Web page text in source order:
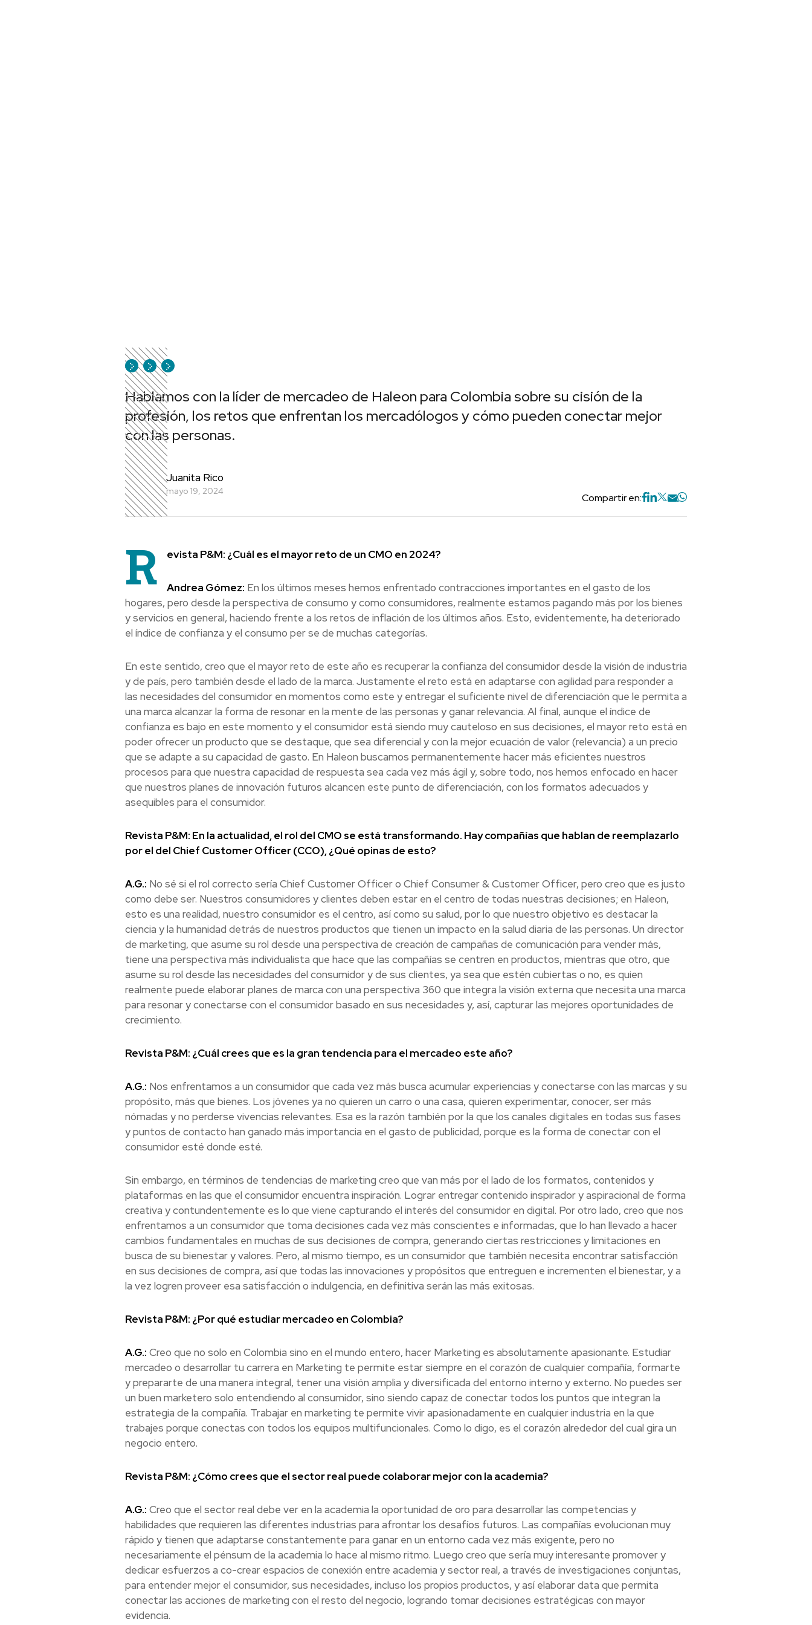
Hablamos con la líder de mercadeo de Haleon para Colombia sobre su cisión de la
profesión, los retos que enfrentan los mercadólogos y cómo pueden conectar mejor
con las personas.
Juanita Rico
mayo 19, 2024
Compartir en:
R evista P&M: ¿Cuál es el mayor reto de un CMO en 2024?
Andrea Gómez: En los últimos meses hemos enfrentado contracciones importantes en el gasto de los
hogares, pero desde la perspectiva de consumo y como consumidores, realmente estamos pagando más por los bienes
y servicios en general, haciendo frente a los retos de inflación de los últimos años. Esto, evidentemente, ha deteriorado
el índice de confianza y el consumo per se de muchas categorías.
En este sentido, creo que el mayor reto de este año es recuperar la confianza del consumidor desde la visión de industria
y de país, pero también desde el lado de la marca. Justamente el reto está en adaptarse con agilidad para responder a
las necesidades del consumidor en momentos como este y entregar el suficiente nivel de diferenciación que le permita a
una marca alcanzar la forma de resonar en la mente de las personas y ganar relevancia. Al final, aunque el índice de
confianza es bajo en este momento y el consumidor está siendo muy cauteloso en sus decisiones, el mayor reto está en
poder ofrecer un producto que se destaque, que sea diferencial y con la mejor ecuación de valor (relevancia) a un precio
que se adapte a su capacidad de gasto. En Haleon buscamos permanentemente hacer más eficientes nuestros
procesos para que nuestra capacidad de respuesta sea cada vez más ágil y, sobre todo, nos hemos enfocado en hacer
que nuestros planes de innovación futuros alcancen este punto de diferenciación, con los formatos adecuados y
asequibles para el consumidor.
Revista P&M: En la actualidad, el rol del CMO se está transformando. Hay compañías que hablan de reemplazarlo
por el del Chief Customer Officer (CCO), ¿Qué opinas de esto?
A.G.: No sé si el rol correcto sería Chief Customer Officer o Chief Consumer & Customer Officer, pero creo que es justo
como debe ser. Nuestros consumidores y clientes deben estar en el centro de todas nuestras decisiones; en Haleon,
esto es una realidad, nuestro consumidor es el centro, así como su salud, por lo que nuestro objetivo es destacar la
ciencia y la humanidad detrás de nuestros productos que tienen un impacto en la salud diaria de las personas. Un director
de marketing, que asume su rol desde una perspectiva de creación de campañas de comunicación para vender más,
tiene una perspectiva más individualista que hace que las compañías se centren en productos, mientras que otro, que
asume su rol desde las necesidades del consumidor y de sus clientes, ya sea que estén cubiertas o no, es quien
realmente puede elaborar planes de marca con una perspectiva 360 que integra la visión externa que necesita una marca
para resonar y conectarse con el consumidor basado en sus necesidades y, así, capturar las mejores oportunidades de
crecimiento.
Revista P&M: ¿Cuál crees que es la gran tendencia para el mercadeo este año?
A.G.: Nos enfrentamos a un consumidor que cada vez más busca acumular experiencias y conectarse con las marcas y su
propósito, más que bienes. Los jóvenes ya no quieren un carro o una casa, quieren experimentar, conocer, ser más
nómadas y no perderse vivencias relevantes. Esa es la razón también por la que los canales digitales en todas sus fases
y puntos de contacto han ganado más importancia en el gasto de publicidad, porque es la forma de conectar con el
consumidor esté donde esté.
Sin embargo, en términos de tendencias de marketing creo que van más por el lado de los formatos, contenidos y
plataformas en las que el consumidor encuentra inspiración. Lograr entregar contenido inspirador y aspiracional de forma
creativa y contundentemente es lo que viene capturando el interés del consumidor en digital. Por otro lado, creo que nos
enfrentamos a un consumidor que toma decisiones cada vez más conscientes e informadas, que lo han llevado a hacer
cambios fundamentales en muchas de sus decisiones de compra, generando ciertas restricciones y limitaciones en
busca de su bienestar y valores. Pero, al mismo tiempo, es un consumidor que también necesita encontrar satisfacción
en sus decisiones de compra, así que todas las innovaciones y propósitos que entreguen e incrementen el bienestar, y a
la vez logren proveer esa satisfacción o indulgencia, en definitiva serán las más exitosas.
Revista P&M: ¿Por qué estudiar mercadeo en Colombia?
A.G.: Creo que no solo en Colombia sino en el mundo entero, hacer Marketing es absolutamente apasionante. Estudiar
mercadeo o desarrollar tu carrera en Marketing te permite estar siempre en el corazón de cualquier compañía, formarte
y prepararte de una manera integral, tener una visión amplia y diversificada del entorno interno y externo. No puedes ser
un buen marketero solo entendiendo al consumidor, sino siendo capaz de conectar todos los puntos que integran la
estrategia de la compañía. Trabajar en marketing te permite vivir apasionadamente en cualquier industria en la que
trabajes porque conectas con todos los equipos multifuncionales. Como lo digo, es el corazón alrededor del cual gira un
negocio entero.
Revista P&M: ¿Cómo crees que el sector real puede colaborar mejor con la academia?
A.G.: Creo que el sector real debe ver en la academia la oportunidad de oro para desarrollar las competencias y
habilidades que requieren las diferentes industrias para afrontar los desafíos futuros. Las compañías evolucionan muy
rápido y tienen que adaptarse constantemente para ganar en un entorno cada vez más exigente, pero no
necesariamente el pénsum de la academia lo hace al mismo ritmo. Luego creo que sería muy interesante promover y
dedicar esfuerzos a co-crear espacios de conexión entre academia y sector real, a través de investigaciones conjuntas,
para entender mejor el consumidor, sus necesidades, incluso los propios productos, y así elaborar data que permita
conectar las acciones de marketing con el resto del negocio, logrando tomar decisiones estratégicas con mayor
evidencia.